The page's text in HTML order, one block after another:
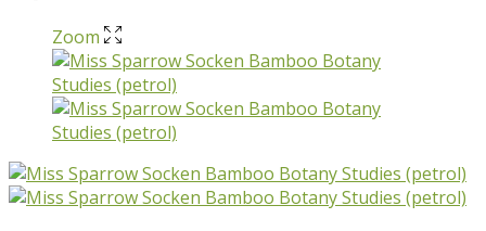
Zoom